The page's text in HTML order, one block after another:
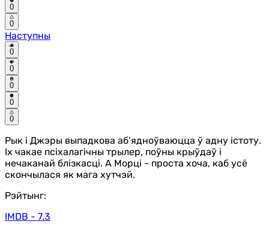
0
0
Наступны
0
0
0
0
0
Рык і Джэры выпадкова аб’ядноўваюцца ў адну істоту.
Іх чакае псіхалагічны трылер, поўны крыўдаў і
нечаканай блізкасці. А Морці - проста хоча, каб усё
скончылася як мага хутчэй.
Рэйтынг:
IMDB - 7.3